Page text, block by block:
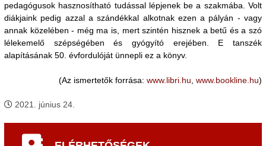
pedagógusok hasznosítható tudással lépjenek be a szakmába. Volt
diákjaink pedig azzal a szándékkal alkotnak ezen a pályán - vagy
annak közelében - még ma is, mert szintén hisznek a betű és a szó
lélekemelő szépségében és gyógyító erejében. E tanszék
alapításának 50. évfordulóját ünnepli ez a könyv.
(Az ismertetők forrása: www.libri.hu www.bookline.hu)
2021. június 24.